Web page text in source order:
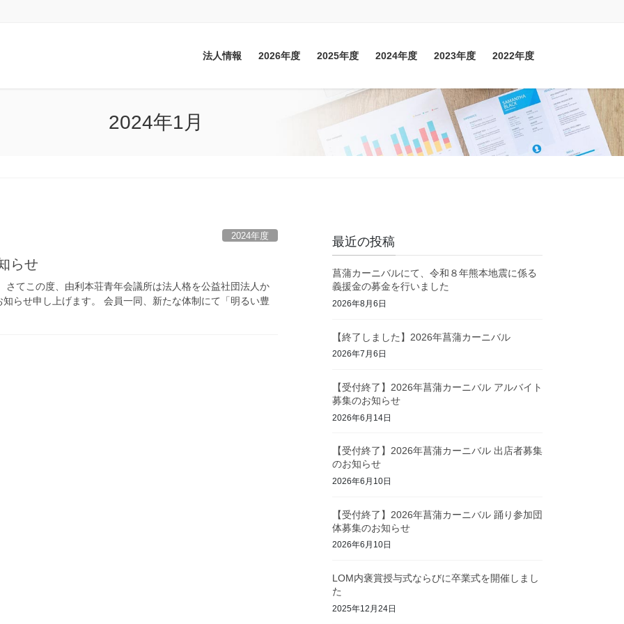
法人情報 2026年度 2025年度 2024年度 2023年度 2022年度
2024年1月
2024年度
らせ
てこの度、由利本荘青年会議所は法人格を公益社団法人か
らせ申し上げます。 会員一同、新たな体制にて「明るい豊
最近の投稿
菖蒲カーニバルにて、令和８年熊本地震に係る
義援金の募金を行いました
2026年8月6日
【終了しました】2026年菖蒲カーニバル
2026年7月6日
【受付終了】2026年菖蒲カーニバル アルバイト
募集のお知らせ
2026年6月14日
【受付終了】2026年菖蒲カーニバル 出店者募集
のお知らせ
2026年6月10日
【受付終了】2026年菖蒲カーニバル 踊り参加団
体募集のお知らせ
2026年6月10日
LOM内褒賞授与式ならびに卒業式を開催しまし
た
2025年12月24日